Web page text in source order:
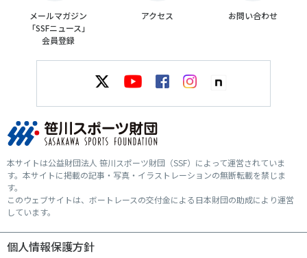
メールマガジン
「SSFニュース」
会員登録
アクセス お問い合わせ
本サイトは公益財団法人 笹川スポーツ財団（SSF）によって運営されていま
す。本サイトに掲載の記事・写真・イラストレーションの無断転載を禁じま
す。
このウェブサイトは、ボートレースの交付金による日本財団の助成により運営
しています。
個人情報保護方針